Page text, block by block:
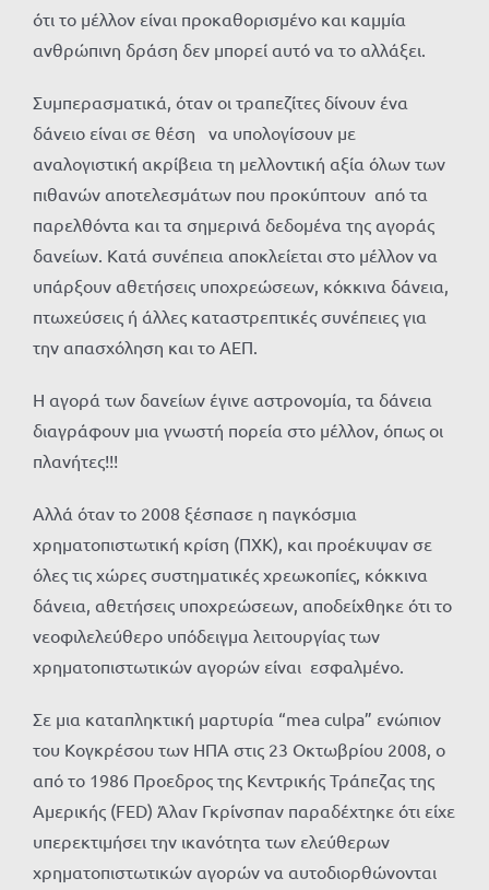
ότι το μέλλον είναι προκαθορισμένο και καμμία
ανθρώπινη δράση δεν μπορεί αυτό να το αλλάξει.
Συμπερασματικά, όταν οι τραπεζίτες δίνουν ένα
δάνειο είναι σε θέση να υπολογίσουν με
αναλογιστική ακρίβεια τη μελλοντική αξία όλων των
πιθανών αποτελεσμάτων που προκύπτουν από τα
παρελθόντα και τα σημερινά δεδομένα της αγοράς
δανείων. Κατά συνέπεια αποκλείεται στο μέλλον να
υπάρξουν αθετήσεις υποχρεώσεων, κόκκινα δάνεια,
πτωχεύσεις ή άλλες καταστρεπτικές συνέπειες για
την απασχόληση και το ΑΕΠ.
Η αγορά των δανείων έγινε αστρονομία, τα δάνεια
διαγράφουν μια γνωστή πορεία στο μέλλον, όπως οι
πλανήτες!!!
Αλλά όταν το 2008 ξέσπασε η παγκόσμια
χρηματοπιστωτική κρίση (ΠΧΚ), και προέκυψαν σε
όλες τις χώρες συστηματικές χρεωκοπίες, κόκκινα
δάνεια, αθετήσεις υποχρεώσεων, αποδείχθηκε ότι το
νεοφιλελεύθερο υπόδειγμα λειτουργίας των
χρηματοπιστωτικών αγορών είναι εσφαλμένο.
Σε μια καταπληκτική μαρτυρία “mea culpa” ενώπιον
του Κογκρέσου των ΗΠΑ στις 23 Οκτωβρίου 2008, ο
από το 1986 Προεδρος της Κεντρικής Τράπεζας της
Αμερικής (FED) Άλαν Γκρίνσπαν παραδέχτηκε ότι είχε
υπερεκτιμήσει την ικανότητα των ελεύθερων
χρηματοπιστωτικών αγορών να αυτοδιορθώνονται